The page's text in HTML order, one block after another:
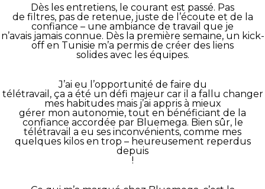
Dès les entretiens, le courant est passé. Pas
de filtres, pas de retenue, juste de l’écoute et de la
confiance – une ambiance de travail que je
n’avais jamais connue. Dès la première semaine, un kick-
off en Tunisie m’a permis de créer des liens
solides avec les équipes.
J’ai eu l’opportunité de faire du
télétravail, ça a été un défi majeur car il a fallu changer
mes habitudes mais j’ai appris à mieux
gérer mon autonomie, tout en bénéficiant de la
confiance accordée par Bluemega. Bien sûr, le
télétravail a eu ses inconvénients, comme mes
quelques kilos en trop – heureusement reperdus
depuis
!